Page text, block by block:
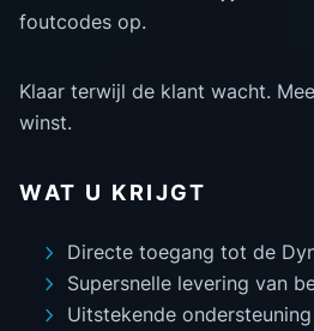
foutcodes op.
Klaar terwijl de klant wacht.
winst.
WAT U KRIJGT
Directe toegang tot de
Supersnelle levering van
Uitstekende